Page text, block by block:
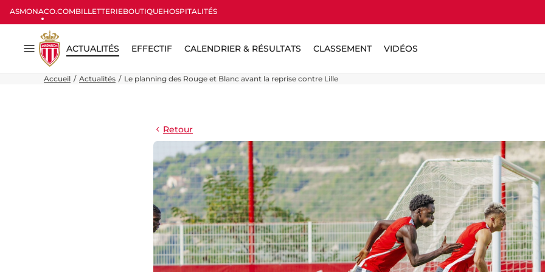
ASMONACO.COMBILLETTERIEBOUTIQUEHOSPITALITÉS
Menu
ACTUALITÉS EFFECTIF CALENDRIER & RÉSULTATS CLASSEMENT VIDÉOS
Accueil Actualités Le planning des Rouge et Blanc avant la reprise contre Lille
Retour